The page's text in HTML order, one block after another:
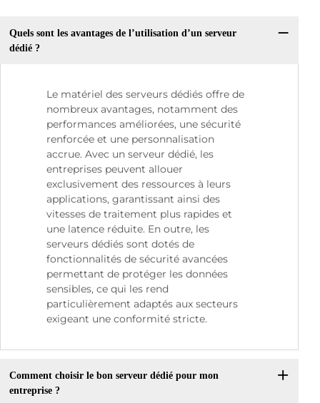
Quels sont les avantages de l’utilisation d’un serveur
dédié ?
Le matériel des serveurs dédiés offre de
nombreux avantages, notamment des
performances améliorées, une sécurité
renforcée et une personnalisation
accrue. Avec un serveur dédié, les
entreprises peuvent allouer
exclusivement des ressources à leurs
applications, garantissant ainsi des
vitesses de traitement plus rapides et
une latence réduite. En outre, les
serveurs dédiés sont dotés de
fonctionnalités de sécurité avancées
permettant de protéger les données
sensibles, ce qui les rend
particulièrement adaptés aux secteurs
exigeant une conformité stricte.
Comment choisir le bon serveur dédié pour mon
entreprise ?